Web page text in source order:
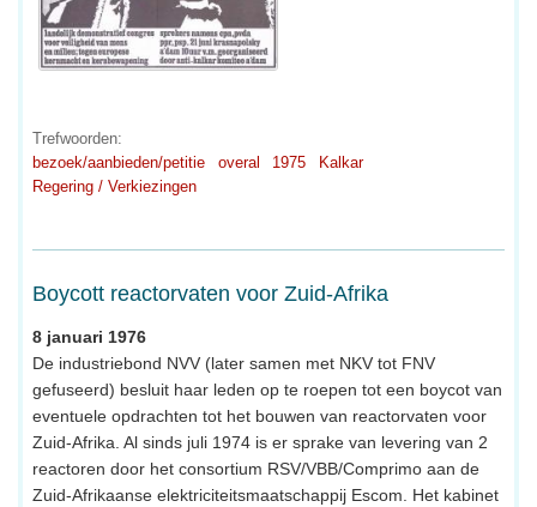
Trefwoorden:
bezoek/aanbieden/petitie
overal 1975
Kalkar
Regering / Verkiezingen
Boycott reactorvaten voor Zuid-Afrika
8 januari 1976
De industriebond NVV (later samen met NKV tot FNV
gefuseerd) besluit haar leden op te roepen tot een boycot van
eventuele opdrachten tot het bouwen van reactorvaten voor
Zuid-Afrika. Al sinds juli 1974 is er sprake van levering van 2
reactoren door het consortium RSV/VBB/Comprimo aan de
Zuid-Afrikaanse elektriciteitsmaatschappij Escom. Het kabinet